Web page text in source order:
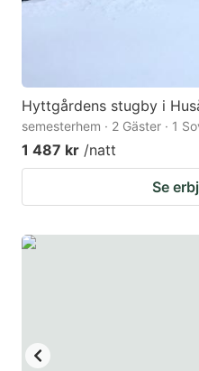
Hyttgårdens stugby i
semesterhem · 2 Gäster · 1
1 487 kr /natt
Se